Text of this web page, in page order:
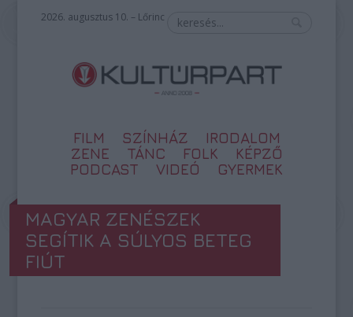
2026. augusztus 10. – Lőrinc
FILM SZÍNHÁZ
IRODALOM
ZENE
TÁNC FOLK
KÉPZŐ
PODCAST
VIDEÓ GYERMEK
MAGYAR ZENÉSZEK
SEGÍTIK A SÚLYOS BETEG
FIÚT